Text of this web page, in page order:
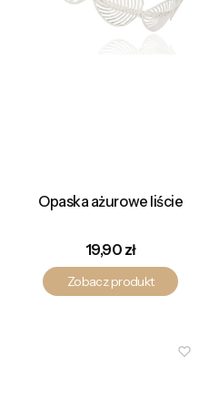
Opaska ażurowe liście
Cena
19,90 zł
Zobacz produkt